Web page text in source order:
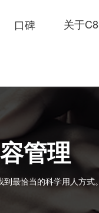
口碑 关于C8
管理
最恰当的科学用人方式。